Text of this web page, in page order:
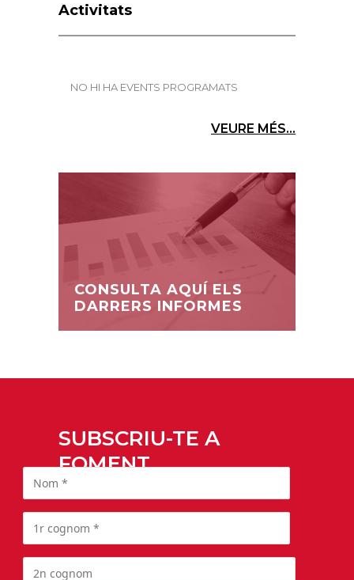
Activitats
NO HI HA EVENTS PROGRAMATS
VEURE MÉS...
CONSULTA AQUÍ ELS
DARRERS INFORMES
SUBSCRIU-TE A
FOMENT